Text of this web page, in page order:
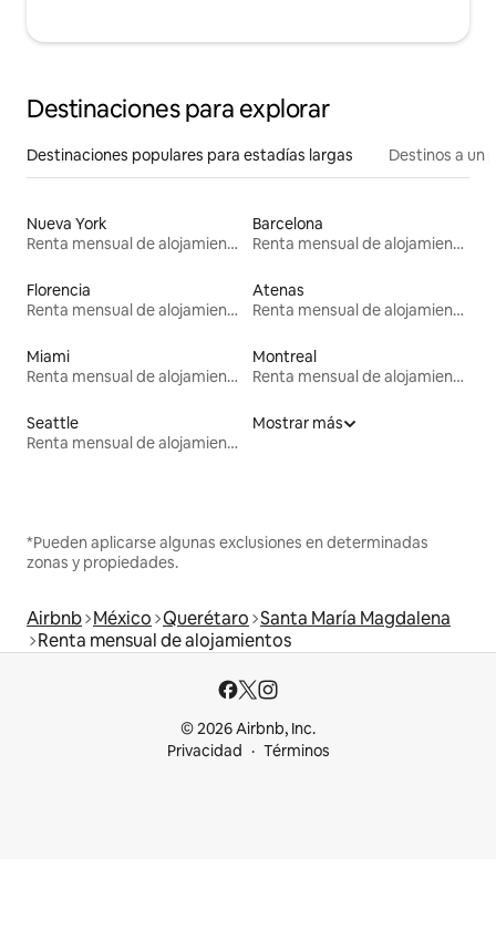
Destinaciones para explorar
Destinaciones populares para estadías largas Destinos a un
Nueva York
Renta mensual de alojamientos
Barcelona
Renta mensual de alojamientos
Florencia
Renta mensual de alojamientos
Atenas
Renta mensual de alojamientos
Miami
Renta mensual de alojamientos
Montreal
Renta mensual de alojamientos
Seattle
Renta mensual de alojamientos
Mostrar más
*Pueden aplicarse algunas exclusiones en determinadas
zonas y propiedades.
Airbnb México Querétaro Santa María Magdalena
Renta mensual de alojamientos
© 2026 Airbnb, Inc.
Privacidad
Términos